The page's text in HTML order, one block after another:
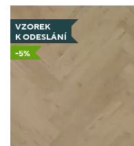
VZOREK
K ODESLÁNÍ
-5%